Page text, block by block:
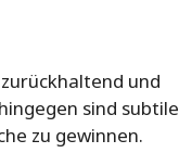
und
sind subtile
zu gewinnen.